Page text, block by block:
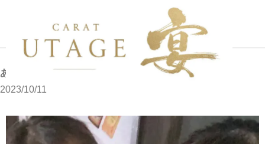
ホーム 写メブログ あゆです
あゆです
2023/10/11